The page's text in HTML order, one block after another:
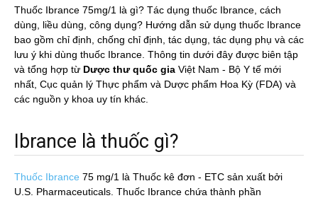
Thuốc Ibrance 75mg/1 là gì? Tác dụng thuốc Ibrance, cách
dùng, liều dùng, công dụng? Hướng dẫn sử dụng thuốc Ibrance
bao gồm chỉ định, chống chỉ định, tác dụng, tác dụng phụ và các
lưu ý khi dùng thuốc Ibrance. Thông tin dưới đây được biên tập
và tổng hợp từ Dược thư quốc gia Việt Nam - Bộ Y tế mới
nhất, Cục quản lý Thực phẩm và Dược phẩm Hoa Kỳ (FDA) và
các nguồn y khoa uy tín khác.
Ibrance là thuốc gì?
Thuốc Ibrance 75 mg/1 là Thuốc kê đơn - ETC sản xuất bởi
U.S. Pharmaceuticals. Thuốc Ibrance chứa thành phần